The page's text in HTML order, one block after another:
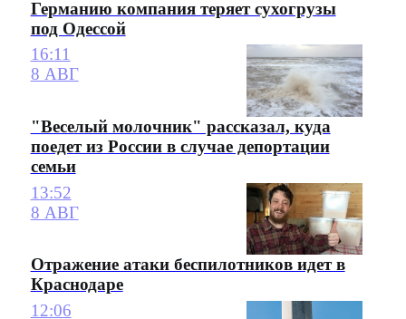
Германию компания теряет сухогрузы
под Одессой
16:11
8 АВГ
"Веселый молочник" рассказал, куда
поедет из России в случае депортации
семьи
13:52
8 АВГ
Отражение атаки беспилотников идет в
Краснодаре
12:06